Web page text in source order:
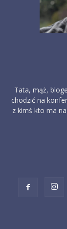
Tata, mąż,
chodzić na
z kimś kto ma